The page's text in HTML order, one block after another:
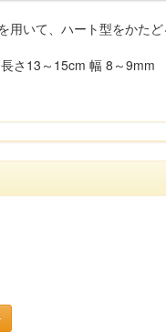
用いて、ハート型をかた
さ13～15cm 幅 8～9mm